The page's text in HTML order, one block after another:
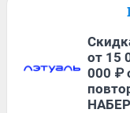
от 15
000 ₽